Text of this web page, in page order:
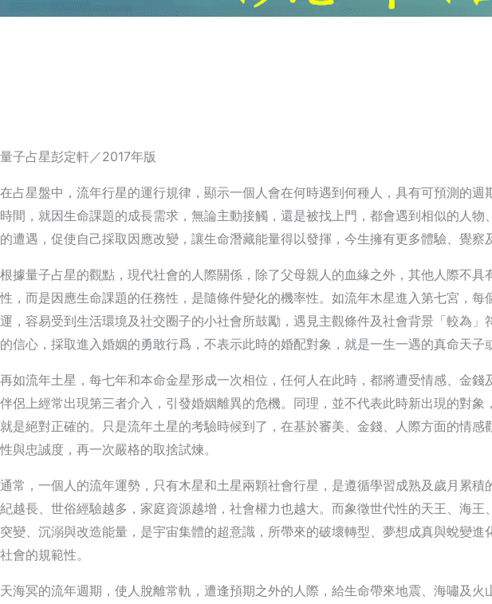
量子占星彭定軒／2017年版
在占星盤中，流年行星的運行規律，顯示一個人會在何時遇到何種人，具有可預測的週
時間，就因生命課題的成長需求，無論主動接觸，還是被找上門，都會遇到相似的人物
的遭遇，促使自己採取因應改變，讓生命潛藏能量得以發揮，今生擁有更多體驗、覺察
根據量子占星的觀點，現代社會的人際關係，除了父母親人的血緣之外，其他人際不具
性，而是因應生命課題的任務性，是隨條件變化的機率性。如流年木星進入第七宮，每
運，容易受到生活環境及社交圈子的小社會所鼓勵，遇見主觀條件及社會背景「較為」
的信心，採取進入婚姻的勇敢行爲，不表示此時的婚配對象，就是一生一遇的真命天子
再如流年土星，每七年和本命金星形成一次相位，任何人在此時，都將遭受情感、金錢
伴侶上經常出現第三者介入，引發婚姻離異的危機。同理，並不代表此時新出現的對象
就是絕對正確的。只是流年土星的考驗時候到了，在基於審美、金錢、人際方面的情感
性與忠誠度，再一次嚴格的取捨試煉。
通常，一個人的流年運勢，只有木星和土星兩顆社會行星，是遵循學習成熟及歲月累積
紀越長、世俗經驗越多，家庭資源越增，社會權力也越大。而象徵世代性的天王、海王
突變、沉溺與改造能量，是宇宙集體的超意識，所帶來的破壞轉型、夢想成真與蛻變進
社會的規範性。
天海冥的流年週期，使人脫離常軌，遭逢預期之外的人際，給生命帶來地震、海嘯及火